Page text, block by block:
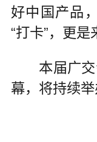
好中国产品
“打卡”，更是
本届广
幕，将持续举